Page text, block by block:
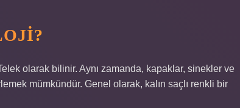
olarak bilinir. Aynı zamanda, kapaklar, sinekler ve
mümkündür. Genel olarak, kalın saçlı renkli bir